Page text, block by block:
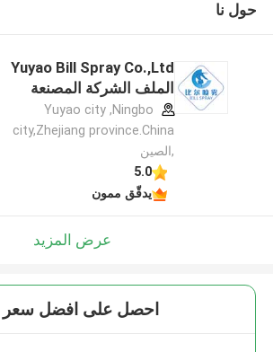
حول نا
Yuyao Bill Spray Co.,Ltd
الملف الشركة المصنعة
Yuyao city ,Ningbo
city,Zhejiang province.China
,الصين
5.0
يدقّق ممون
عرض المزيد
احصل على افضل